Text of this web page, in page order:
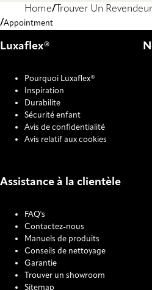
Home Trouver Un Revendeur
Appointment
Luxaflex®
Pourquoi Luxaflex®
Inspiration
Durabilite
Sécurité enfant
Avis de confidentialité
Avis relatif aux cookies
Assistance à la clientèle
FAQ's
Contactez-nous
Manuels de produits
Conseils de nettoyage
Garantie
Trouver un showroom
Sitemap